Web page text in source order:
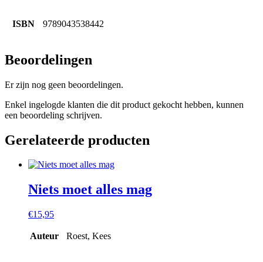
ISBN 9789043538442
Beoordelingen
Er zijn nog geen beoordelingen.
Enkel ingelogde klanten die dit product gekocht hebben, kunnen
een beoordeling schrijven.
Gerelateerde producten
Niets moet alles mag
€15,95
Auteur Roest, Kees